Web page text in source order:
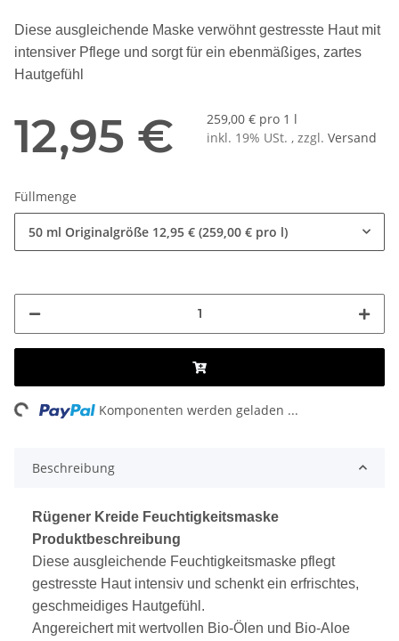
Diese ausgleichende Maske verwöhnt gestresste Haut mit
intensiver Pflege und sorgt für ein ebenmäßiges, zartes
Hautgefühl
12,95 €
259,00 € pro 1 l
inkl. 19% USt. , zzgl. Versand
Füllmenge
50 ml Originalgröße 12,95 € (259,00 € pro l)
Komponenten werden geladen ...
Beschreibung
Rügener Kreide Feuchtigkeitsmaske
Produktbeschreibung
Diese ausgleichende Feuchtigkeitsmaske pflegt
gestresste Haut intensiv und schenkt ein erfrischtes,
geschmeidiges Hautgefühl.
Angereichert mit wertvollen Bio-Ölen und Bio-Aloe